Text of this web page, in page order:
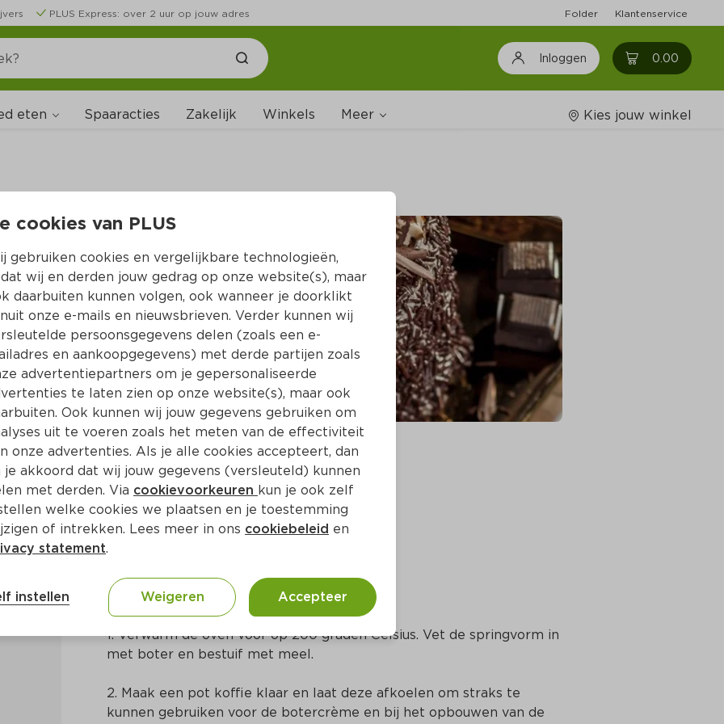
PLUS Express: over 2 uur op jouw adres Folder Klantenservice
Inloggen 0.00 0
eten Spaaracties Zakelijk Winkels Meer
Wijnshop
Boodschappenlijstjes
Kies jouw winkel
Min Frans
Bereidingswijze
1. Verwarm de oven voor op 200 graden Celsius. Vet de springvorm in
met boter en bestuif met meel.
2. Maak een pot koffie klaar en laat deze afkoelen om straks te
kunnen gebruiken voor de botercrème en bij het opbouwen van de
cookies van PLUS
gebruiken cookies en vergelijkbare technologieën,
wij en derden jouw gedrag op onze website(s), maar
daarbuiten kunnen volgen, ook wanneer je doorklikt
onze e-mails en nieuwsbrieven. Verder kunnen wij
persoonsgegevens delen (zoals een e-
en aankoopgegevens) met derde partijen zoals
advertentiepartners om je gepersonaliseerde
te laten zien op onze website(s), maar ook
Ook kunnen wij jouw gegevens gebruiken om
uit te voeren zoals het meten van de effectiviteit
onze advertenties. Als je alle cookies accepteert, dan
je akkoord dat wij jouw gegevens (versleuteld) kunnen
met derden. Via cookievoorkeuren kun je ook zelf
welke cookies we plaatsen en je toestemming
of intrekken. Lees meer in ons cookiebeleid en
statement.
instellen Weigeren Accepteer